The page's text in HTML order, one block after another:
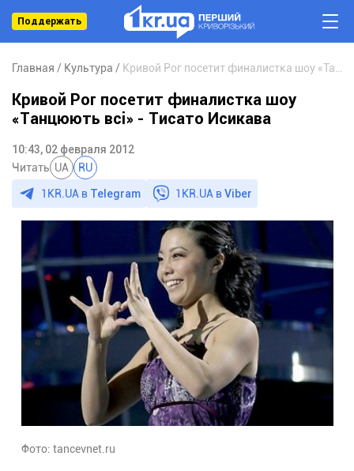
Поддержать
Главная Культура
Кривой Рог посетит финалистка шоу
«Танцюють всi» - Тисато Исикава
10:43, 02 февраля 2012
Читать UA RU
1KR.UA в Telegram 1KR.UA вViber
Фото: tancevnet.ru